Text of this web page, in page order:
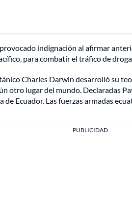
indignación al afirmar
para combatir el tráfico de
Charles Darwin desarrolló su
otro lugar del mundo. Declaradas
Ecuador. Las fuerzas armadas
PUBLICIDAD